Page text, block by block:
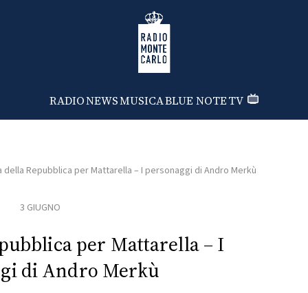
Radio Monte Carlo
RADIONEWSMUSICABLUE NOTETV
della Repubblica per Mattarella – I personaggi di Andro Merkù
3 GIUGNO
per Mattarella – I
di Andro Merkù